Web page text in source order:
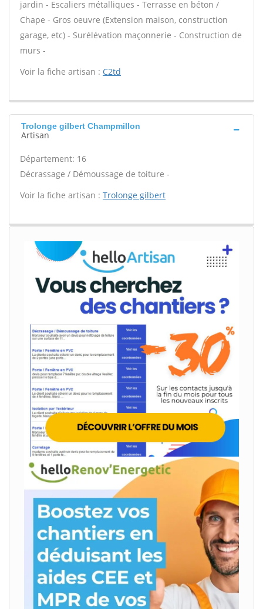
jardin - Escaliers métalliques - Terrasse en béton /
Chape - Gros oeuvre (Extension maison, construction
garage, etc) - Surélévation maçonnerie - Construction de
murs -
Voir la fiche artisan : C2td
Trolonge gilbert Champmillon
Artisan
Département: 16
Décrassage / Démoussage de toiture -
Voir la fiche artisan : Trolonge gilbert